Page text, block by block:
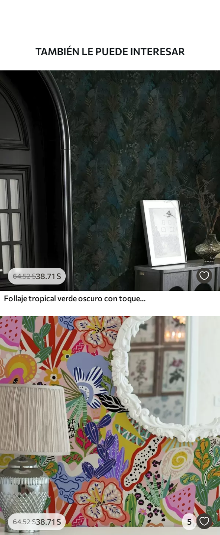
/m²
Premium
95.00 /m²
Vinilo Premium
175 .00 S /m²
TAMBIÉN LE PUEDE INTERESAR
64.52S38.71 S
Follaje tropical verde oscuro con toques azules
64.52S38.71 S 5